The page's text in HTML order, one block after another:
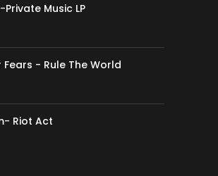
Music LP
Fears - Rule The World
Riot Act